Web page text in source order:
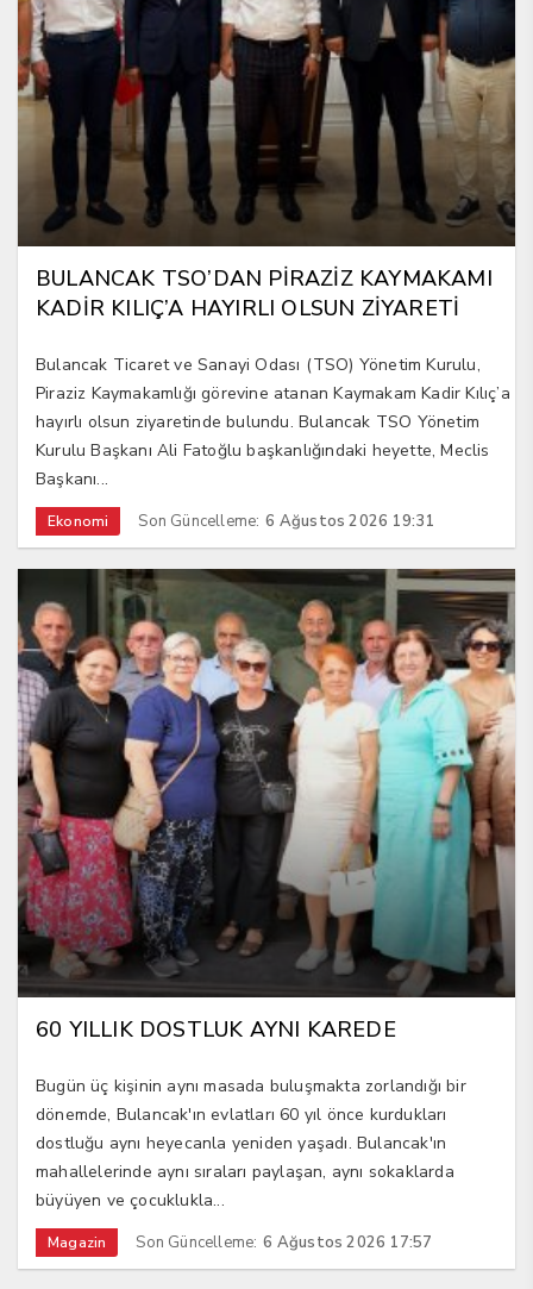
BULANCAK TSO’DAN PİRAZİZ KAYMAKAMI
KADİR KILIÇ’A HAYIRLI OLSUN ZİYARETİ
Bulancak Ticaret ve Sanayi Odası (TSO) Yönetim Kurulu,
Piraziz Kaymakamlığı görevine atanan Kaymakam Kadir Kılıç’a
hayırlı olsun ziyaretinde bulundu. Bulancak TSO Yönetim
Kurulu Başkanı Ali Fatoğlu başkanlığındaki heyette, Meclis
Başkanı...
Ekonomi Son Güncelleme: 6 Ağustos 2026 19:31
60 YILLIK DOSTLUK AYNI KAREDE
Bugün üç kişinin aynı masada buluşmakta zorlandığı bir
dönemde, Bulancak'ın evlatları 60 yıl önce kurdukları
dostluğu aynı heyecanla yeniden yaşadı. Bulancak'ın
mahallelerinde aynı sıraları paylaşan, aynı sokaklarda
büyüyen ve çocuklukla...
Magazin Son Güncelleme: 6 Ağustos 2026 17:57